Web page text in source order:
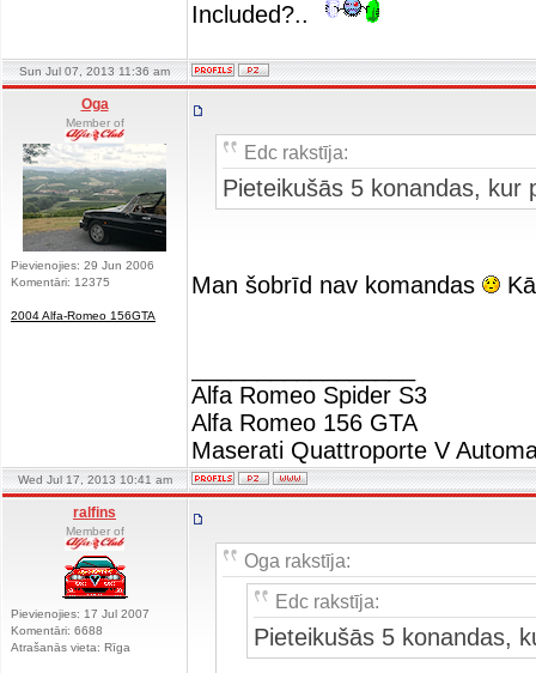
Included?..
Sun Jul 07, 2013 11:36 am
Oga
Member of
Pievienojies: 29 Jun 2006
Komentāri: 12375
2004 Alfa-Romeo 156GTA
Edc rakstīja:
Pieteikušās 5 konandas,
Man šobrīd nav komandas
Alfa Romeo Spider S3
Alfa Romeo 156 GTA
Maserati Quattroporte V
Wed Jul 17, 2013 10:41 am
ralfins
Member of
Pievienojies: 17 Jul 2007
Komentāri: 6688
Atrašanās vieta: Rīga
Oga rakstīja:
Edc rakstīja:
Pieteikušās 5 konandas,